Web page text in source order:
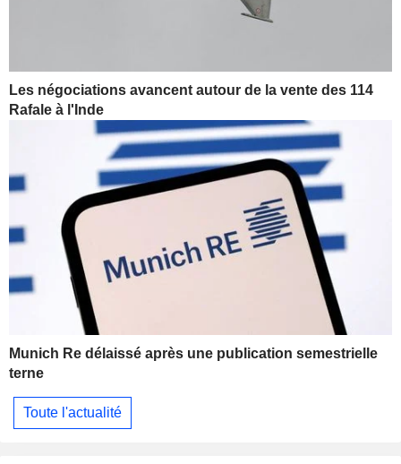
Les négociations avancent autour de la vente des 114
Rafale à l'Inde
Munich Re délaissé après une publication semestrielle
terne
Toute l'actualité